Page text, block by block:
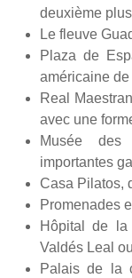
deuxième
Le fleuve
Plaza de
américaine de
Real
avec une
Musée
importantes
Casa Pilatos,
Promenades
Hôpital de
Valdés Leal
Palais de la